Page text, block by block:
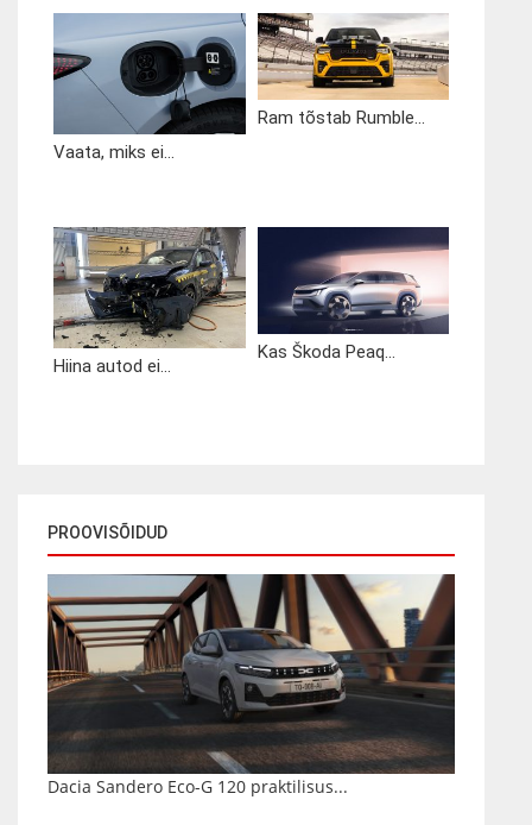
Vaata, miks ei...
Ram tõstab Rumble...
Hiina autod ei...
Kas Škoda Peaq...
PROOVISÕIDUD
Dacia Sandero Eco-G 120 praktilisus...